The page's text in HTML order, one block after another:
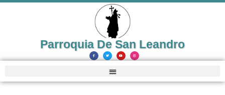
Parroquia De San Leandro